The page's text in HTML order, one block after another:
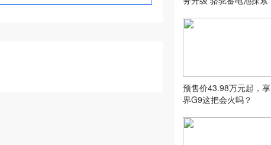
预售价43.98万元起，享
界G9这把会火吗？